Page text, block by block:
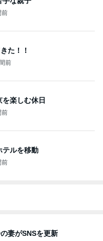
前
た！！
前
楽しむ休日
前
テルを移動
前
妻がSNSを更新